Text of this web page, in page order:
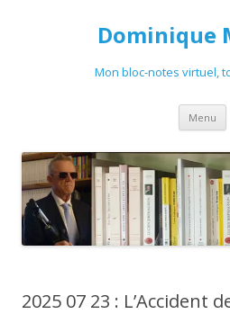
Dominique
Mon bloc-notes virtuel,
Menu
2025 07 23 : L’Accident